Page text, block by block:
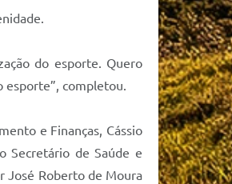
do esporte. Quero
esporte”, completou.
e Finanças, Cássio
Secretário de Saúde e
José Roberto de Moura